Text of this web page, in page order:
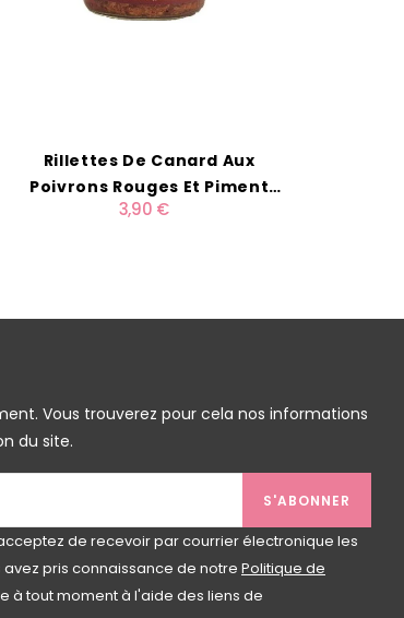
Rillettes De Canard Aux
Poivrons Rouges Et Piment
D'Espelette 90g
3,90 €
Vous trouverez pour cela nos informations
du site.
S'ABONNER
de recevoir par courrier électronique les
pris connaissance de notre Politique de
à tout moment à l'aide des liens de